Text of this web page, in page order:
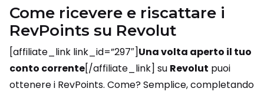
Come ricevere e riscattare i
RevPoints su Revolut
[affiliate_link link_id=”297″]Una volta aperto il tuo
conto corrente[/affiliate_link] su Revolut puoi
ottenere i RevPoints. Come? Semplice, completando